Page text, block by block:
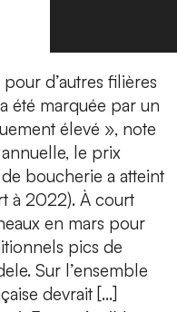
d’autres filières
été marquée par un
élevé », note
le prix
boucherie a atteint
à 2022). À court
en mars pour
pics de
Sur l’ensemble
devrait […]